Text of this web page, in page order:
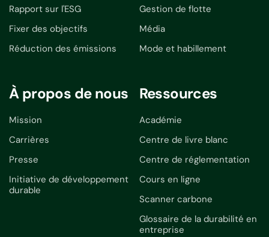
Rapport sur l'ESG
Fixer des objectifs
Réduction des émissions
Gestion de flotte
Média
Mode et habillement
À propos de nous
Mission
Carrières
Presse
Initiative de développement
durable
Ressources
Académie
Centre de livre blanc
Centre de réglementation
Cours en ligne
Scanner carbone
Glossaire de la durabilité en
entreprise